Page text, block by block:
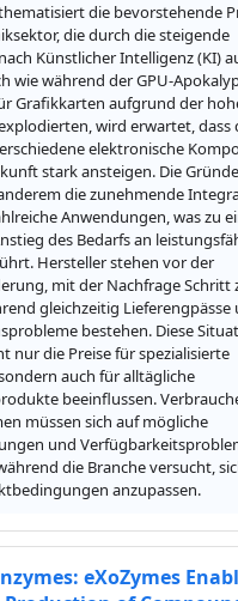
die bevorstehende
die durch die steigende
Künstlicher Intelligenz (KI)
wie während der GPU-
Grafikkarten aufgrund der
wird erwartet, dass
elektronische
stark ansteigen. Die
die zunehmende
Anwendungen, was zu
des Bedarfs an
Hersteller stehen vor der
mit der Nachfrage Schritt
gleichzeitig Lieferengpässe
bestehen. Diese
nur die Preise für spezialisierte
auch für alltägliche
beeinflussen.
müssen sich auf mögliche
und
die Branche versucht,
anzupassen.
eXoZymes